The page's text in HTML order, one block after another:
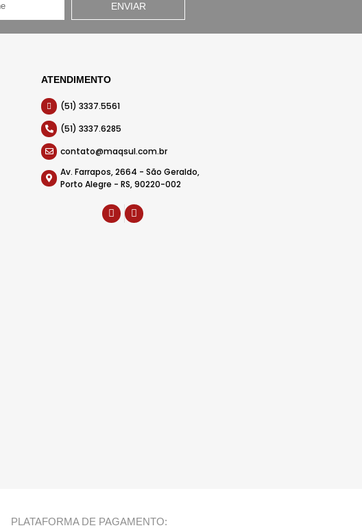
ENVIAR
ATENDIMENTO
(51) 3337.5561
(51) 3337.6285
contato@maqsul.com.br
Av. Farrapos, 2664 - São Geraldo,
Porto Alegre - RS, 90220-002
PLATAFORMA DE PAGAMENTO: